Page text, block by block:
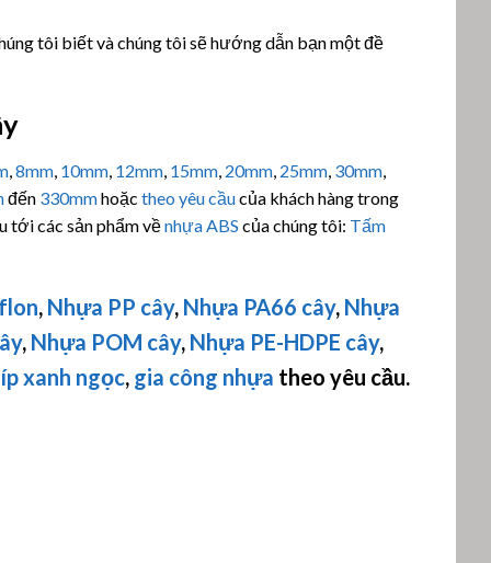
tôi biết và chúng tôi sẽ hướng dẫn bạn một đề
,8mm, 10mm, 12mm, 15mm, 20mm, 25mm, 30mm,
đến 330mmhoặc theo yêu cầucủa khách hàng trong
tới các sản phẩm vềnhựa ABS của chúng tôi: Tấm
, Nhựa PP cây, Nhựa PA66 cây, Nhựa
, Nhựa POM cây, Nhựa PE-HDPE cây,
xanh ngọc, gia công nhựa theo yêu cầu.